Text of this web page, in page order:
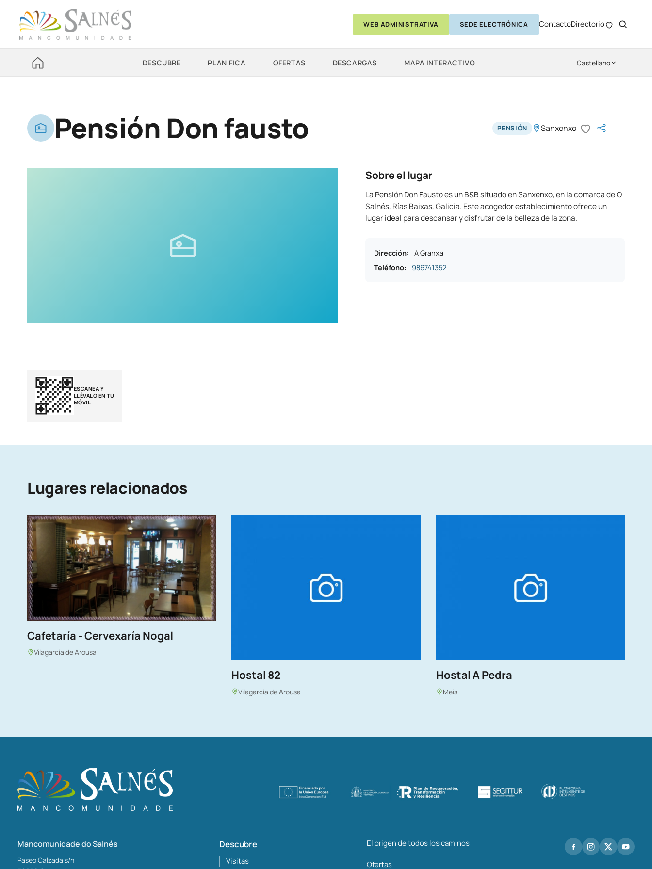
WEB ADMINISTRATIVA SEDE ELECTRÓNICA ContactoDirectorio
DESCUBRE PLANIFICA OFERTAS DESCARGAS MAPA INTERACTIVO Castellano
Pensión Don fausto PENSIÓN Sanxenxo
Sobre el lugar
La Pensión Don Fausto es un B&B situado en Sanxenxo, en la comarca de O
Salnés, Rías Baixas, Galicia. Este acogedor establecimiento ofrece un
lugar ideal para descansar y disfrutar de la belleza de la zona.
Dirección:
A Granxa
Teléfono: 986741352
ESCANEA Y
LLÉVALO EN TU
MÓVIL
Lugares relacionados
Cafetaría - Cervexaría Nogal
Vilagarcía de Arousa
Hostal 82
Vilagarcía de Arousa
Hostal A Pedra
Meis
Mancomunidade do Salnés
Paseo Calzada s/n
Descubre
Visitas
El origen de todos los caminos
Ofertas